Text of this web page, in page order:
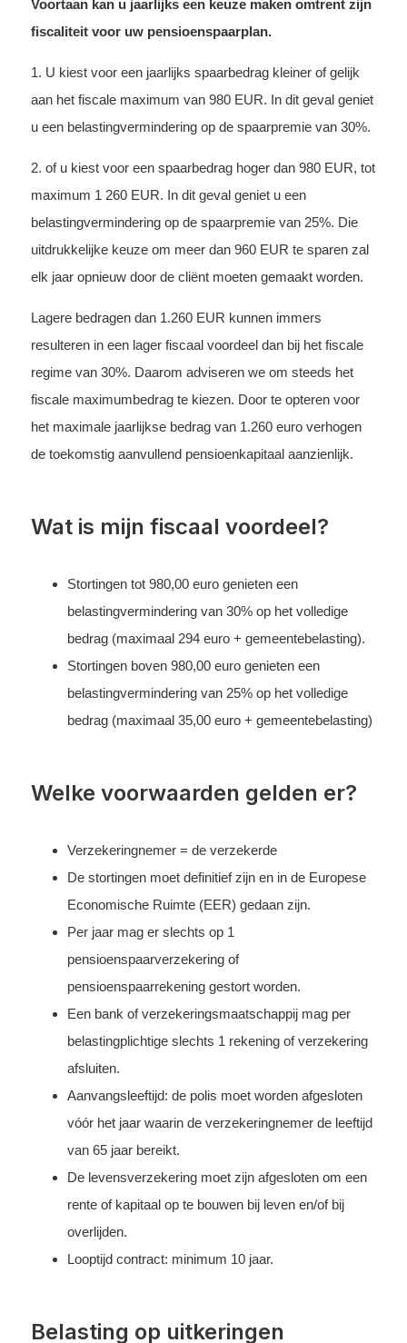
Voortaan kan u jaarlijks een keuze maken omtrent zijn
fiscaliteit voor uw pensioenspaarplan.
1. U kiest voor een jaarlijks spaarbedrag kleiner of gelijk
aan het fiscale maximum van 980 EUR. In dit geval geniet
u een belastingvermindering op de spaarpremie van 30%.
2. of u kiest voor een spaarbedrag hoger dan 980 EUR, tot
maximum 1 260 EUR. In dit geval geniet u een
belastingvermindering op de spaarpremie van 25%. Die
uitdrukkelijke keuze om meer dan 960 EUR te sparen zal
elk jaar opnieuw door de cliënt moeten gemaakt worden.
Lagere bedragen dan 1.260 EUR kunnen immers
resulteren in een lager fiscaal voordeel dan bij het fiscale
regime van 30%. Daarom adviseren we om steeds het
fiscale maximumbedrag te kiezen. Door te opteren voor
het maximale jaarlijkse bedrag van 1.260 euro verhogen
de toekomstig aanvullend pensioenkapitaal aanzienlijk.
Wat is mijn fiscaal voordeel?
Stortingen tot 980,00 euro genieten een
belastingvermindering van 30% op het volledige
bedrag (maximaal 294 euro + gemeentebelasting).
Stortingen boven 980,00 euro genieten een
belastingvermindering van 25% op het volledige
bedrag (maximaal 35,00 euro + gemeentebelasting)
Welke voorwaarden gelden er?
Verzekeringnemer = de verzekerde
De stortingen moet definitief zijn en in de Europese
Economische Ruimte (EER) gedaan zijn.
Per jaar mag er slechts op 1
pensioenspaarverzekering of
pensioenspaarrekening gestort worden.
Een bank of verzekeringsmaatschappij mag per
belastingplichtige slechts 1 rekening of verzekering
afsluiten.
Aanvangsleeftijd: de polis moet worden afgesloten
vóór het jaar waarin de verzekeringnemer de leeftijd
van 65 jaar bereikt.
De levensverzekering moet zijn afgesloten om een
rente of kapitaal op te bouwen bij leven en/of bij
overlijden.
Looptijd contract: minimum 10 jaar.
Belasting op uitkeringen